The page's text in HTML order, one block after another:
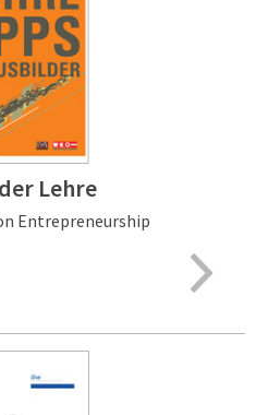
Lehre
Entrepreneurship